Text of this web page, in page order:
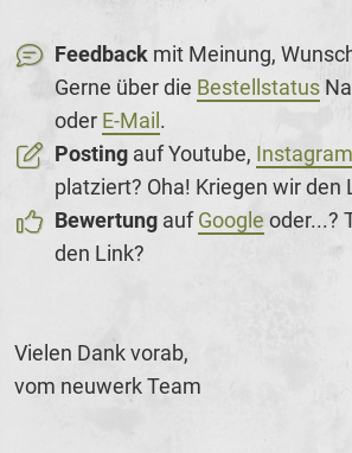
Feedback mit Meinung,
Gerne über die Bestellstatus
oder E-Mail .
Posting auf Youtube, Instagram
platziert? Oha! Kriegen wir den
Bewertung aufGoogle oder...?
den Link?
Vielen Dank vorab,
vom neuwerk Team